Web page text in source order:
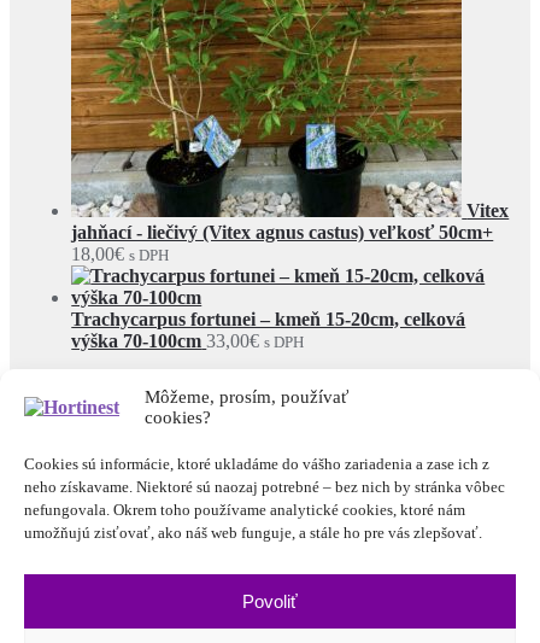
Môžeme, prosím, používať
cookies?
Cookies sú informácie, ktoré ukladáme do vášho zariadenia a zase ich z
neho získavame. Niektoré sú naozaj potrebné – bez nich by stránka vôbec
nefungovala. Okrem toho používame analytické cookies, ktoré nám
umožňujú zisťovať, ako náš web funguje, a stále ho pre vás zlepšovať.
Povoliť
Vitex
jahňací - liečivý (Vitex agnus castus) veľkosť 50cm+
18,00€ s DPH
Trachycarpus fortunei – kmeň 15-20cm, celková
výška 70-100cm 33,00€ s DPH
Rešpektujeme vaše súkromieBuilt with WooCommerce
Hľadať
Hľadať:
Cart0